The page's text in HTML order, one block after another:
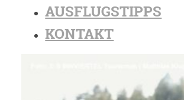
AUSFLUGSTIPPS
KONTAKT